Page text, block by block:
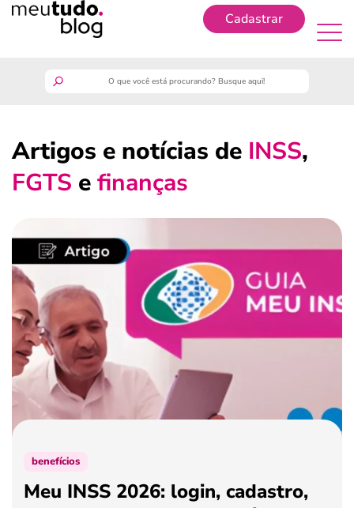
Cadastrar
guia do trabalhador
benefícios
crédito fácil
últimas notícias
ferramentas
Artigos e notícias de INSS,
FGTS efinanças
benefícios
Meu INSS 2026: login, cadastro,